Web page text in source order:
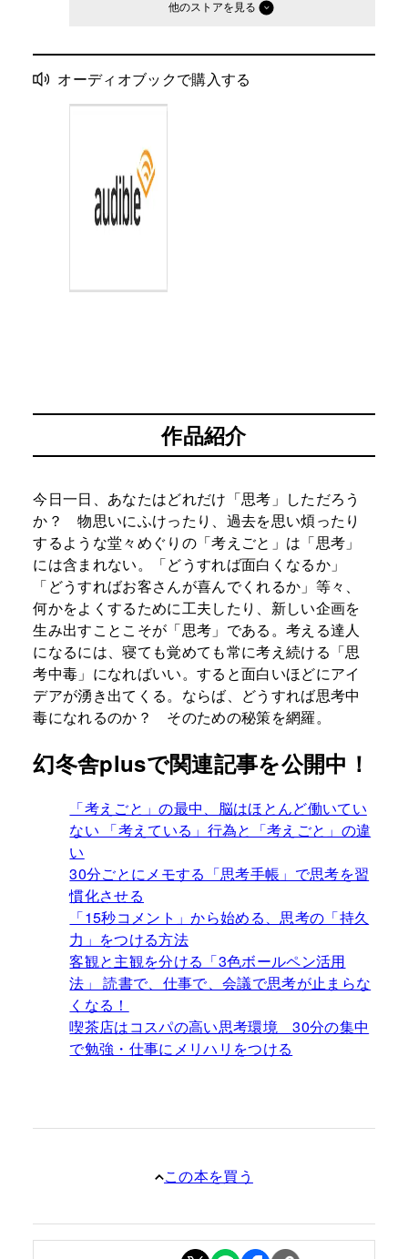
他のストア
オーディオブックで購入する
作品紹介
今日一日、あなたはどれだけ「思考」しただろう
か？ 物思いにふけったり、過去を思い煩ったり
するような堂々めぐりの「考えごと」は「思考」
には含まれない。「どうすれば面白くなるか」
「どうすればお客さんが喜んでくれるか」等々、
何かをよくするために工夫したり、新しい企画を
生み出すことこそが「思考」である。考える達人
になるには、寝ても覚めても常に考え続ける「思
考中毒」になればいい。すると面白いほどにアイ
デアが湧き出てくる。ならば、どうすれば思考中
毒になれるのか？ そのための秘策を網羅。
幻冬舎plusで関連記事を公開中！
「考えごと」の最中、脳はほとんど働いてい
ない 「考えている」行為と「考えごと」の違
い
30分ごとにメモする「思考手帳」で思考を習
慣化させる
「15秒コメント」から始める、思考の「持久
力」をつける方法
客観と主観を分ける「3色ボールペン活用
法」 読書で、仕事で、会議で思考が止まらな
くなる！
喫茶店はコスパの高い思考環境 30分の集中
で勉強・仕事にメリハリをつける
この本を買う